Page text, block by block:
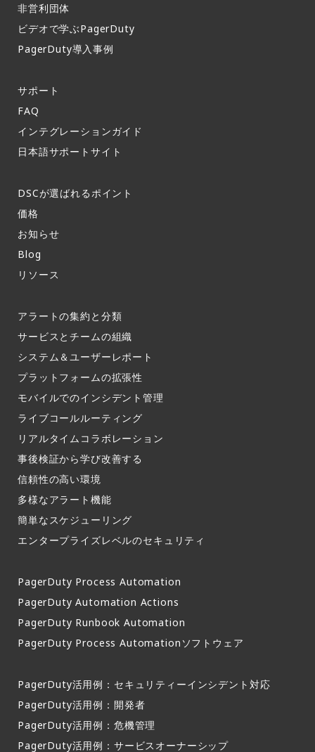
非営利団体
ビデオで学ぶPagerDuty
PagerDuty導入事例​
サポート​
FAQ​
インテグレーションガイド​
日本語サポートサイト​
DSCが選ばれるポイント
価格
お知らせ​
Blog
リソース
アラートの集約と分類​
サービスとチームの組織​
システム＆ユーザーレポート​
プラットフォームの拡張性
モバイルでのインシデント管理​
ライブコールルーティング​
リアルタイムコラボレーション​
事後検証から学び改善する
信頼性の高い環境​
多様なアラート機能​
簡単なスケジューリング​
エンタープライズレベルのセキュリティ
PagerDuty Process Automation
PagerDuty Automation Actions
PagerDuty Runbook Automation
PagerDuty Process Automationソフトウェア
PagerDuty活用例：セキュリティーインシデント対応
PagerDuty活用例：開発者
PagerDuty活用例：危機管理
PagerDuty活用例：サービスオーナーシップ